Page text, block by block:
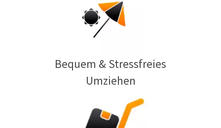
Bequem & Stressfreies
Umziehen